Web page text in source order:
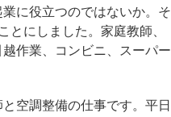
に役立つのではないか。そ
とにしました。家庭教師、
作業、コンビニ、スーパー
空調整備の仕事です。平日